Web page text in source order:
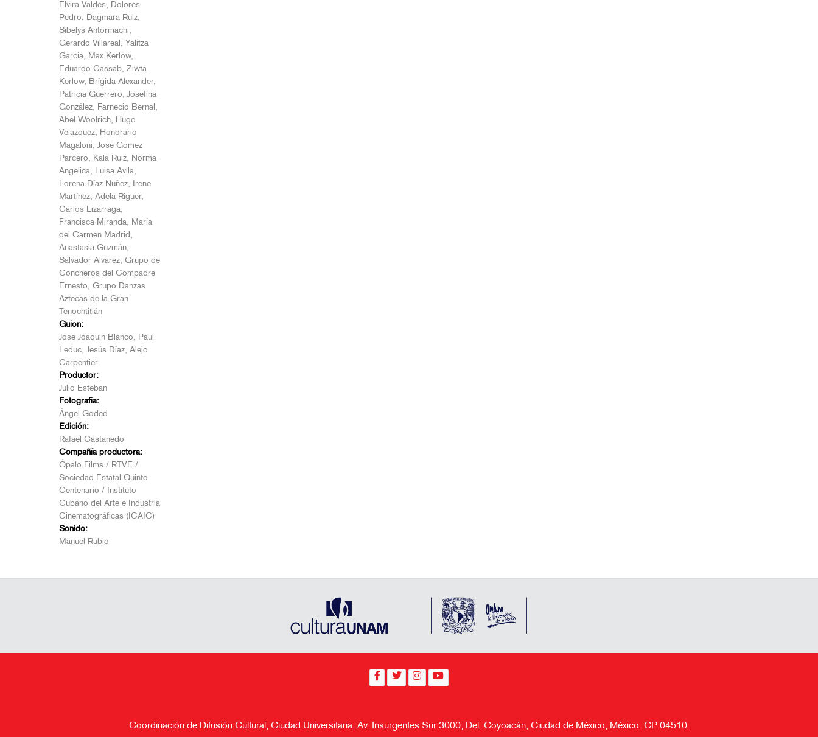
Elvira Valdes, Dolores
Pedro, Dagmara Ruiz,
Sibelys Antormachi,
Gerardo Villareal, Yalitza
García, Max Kerlow,
Eduardo Cassab, Ziwta
Kerlow, Brígida Alexander,
Patricia Guerrero, Josefina
González, Farnecio Bernal,
Abel Woolrich, Hugo
Velazquez, Honorario
Magaloni, José Gómez
Parcero, Kala Ruiz, Norma
Angelica, Luisa Avila,
Lorena Díaz Nuñez, Irene
Martínez, Adela Riguer,
Carlos Lizárraga,
Francisca Miranda, María
del Carmen Madrid,
Anastasia Guzmán,
Salvador Alvarez, Grupo de
Concheros del Compadre
Ernesto, Grupo Danzas
Aztecas de la Gran
Tenochtitlán
Guion:
José Joaquín Blanco, Paul
Leduc, Jesús Díaz, Alejo
Carpentier .
Productor:
Julio Esteban
Fotografía:
Ángel Goded
Edición:
Rafael Castanedo
Compañía productora:
Ópalo Films / RTVE /
Sociedad Estatal Quinto
Centenario / Instituto
Cubano del Arte e Industria
Cinematográficas (ICAIC)
Sonido:
Manuel Rubio
Coordinación de Difusión Cultural, Ciudad Universitaria, Av. Insurgentes Sur 3000, Del. Coyoacán, Ciudad de México, México. CP 04510.